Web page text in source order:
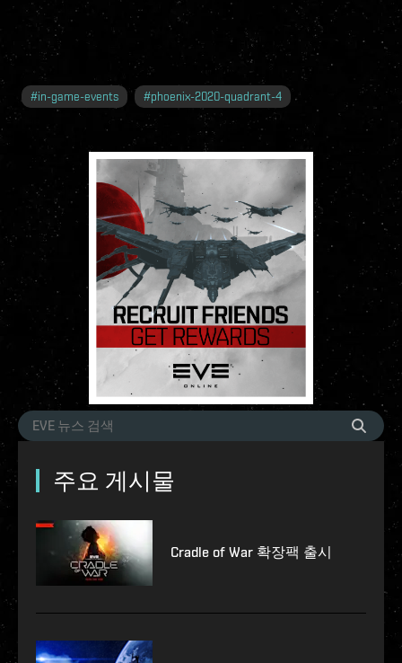
#in-game-events #phoenix-2020-quadrant-4
주요 게시물
Cradle of War 확장팩 출시